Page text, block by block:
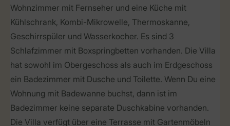
Wohnzimmer mit Fernseher und eine Küche mit
Kühlschrank, Kombi-Mikrowelle, Thermoskanne,
Geschirrspüler und Wasserkocher. Es sind 3
Schlafzimmer mit Boxspringbetten vorhanden. Die Villa
hat sowohl im Obergeschoss als auch im Erdgeschoss
ein Badezimmer mit Dusche und Toilette. Wenn Du eine
Wohnung mit Badewanne buchst, dann ist im
Badezimmer keine separate Duschkabine vorhanden.
Die Villa verfügt über eine Terrasse mit Gartenmöbeln